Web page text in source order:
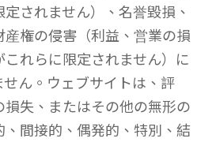
されません）、名誉毀損、
権の侵害（利益、営業の損
れらに限定されません）に
ん。ウェブサイトは、評
失、またはその他の無形の
間接的、偶発的、特別、結